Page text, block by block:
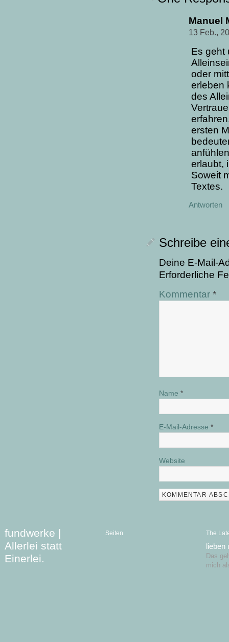
Manuel
13 Feb.,
Es geht
oder
erleben
des
ersten
erlaubt,
Soweit
Textes.
Antworten
Schreibe
Deine E-Mail-
Erforderliche
Kommentar *
Name *
E-Mail-Adresse *
Website
fundwerke |
Allerlei statt
Einerlei.
Seiten The
lieben
Das
mich